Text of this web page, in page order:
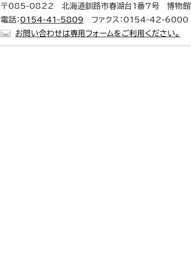
〒085-0822 北海道釧路市春湖台1番7号 博物館
電話： 0154-41-5809
ファクス：0154-42-6000
お問い合わせは専用フォームをご利用ください。